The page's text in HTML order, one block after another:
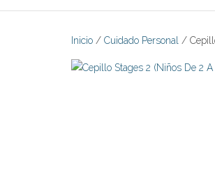
Inicio / Cuidado Personal /